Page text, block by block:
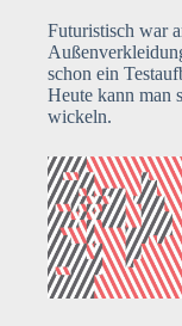
Futuristisch war
schon ein
Heute kann man
wickeln.